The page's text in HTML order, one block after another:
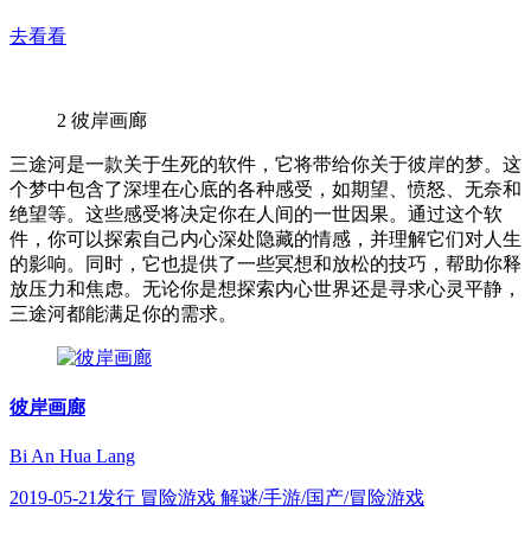
去看看
2 彼岸画廊
三途河是一款关于生死的软件，它将带给你关于彼岸的梦。这
个梦中包含了深埋在心底的各种感受，如期望、愤怒、无奈和
绝望等。这些感受将决定你在人间的一世因果。通过这个软
件，你可以探索自己内心深处隐藏的情感，并理解它们对人生
的影响。同时，它也提供了一些冥想和放松的技巧，帮助你释
放压力和焦虑。无论你是想探索内心世界还是寻求心灵平静，
三途河都能满足你的需求。
彼岸画廊
Bi An Hua Lang
2019-05-21发行 冒险游戏 解谜/手游/国产/冒险游戏